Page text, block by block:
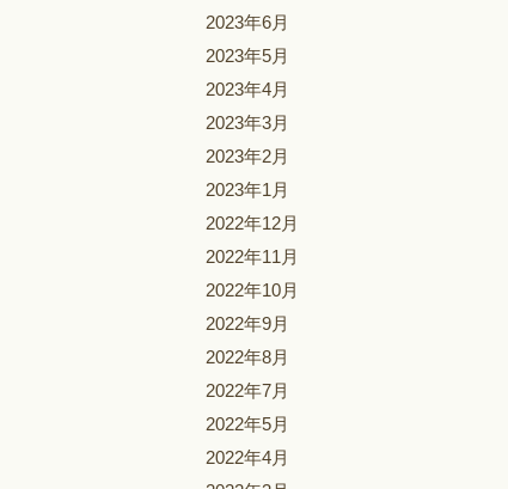
2023年6月
2023年5月
2023年4月
2023年3月
2023年2月
2023年1月
2022年12月
2022年11月
2022年10月
2022年9月
2022年8月
2022年7月
2022年5月
2022年4月